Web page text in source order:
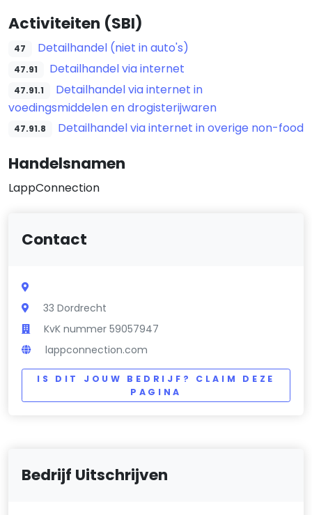
Activiteiten (SBI)
47 Detailhandel (niet in auto's)
47.91 Detailhandel via internet
47.91.1
Detailhandel via internet in
voedingsmiddelen en drogisterijwaren
47.91.8 Detailhandel via internet in overige non-food
Handelsnamen
LappConnection
Contact
33 Dordrecht
KvK nummer 59057947
lappconnection.com
IS DIT JOUW BEDRIJF? CLAIM DEZE
PAGINA
Bedrijf Uitschrijven